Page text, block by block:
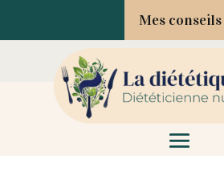
Mes conseils